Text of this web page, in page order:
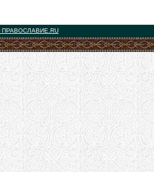
ПРАВОСЛАВИЕ.RU